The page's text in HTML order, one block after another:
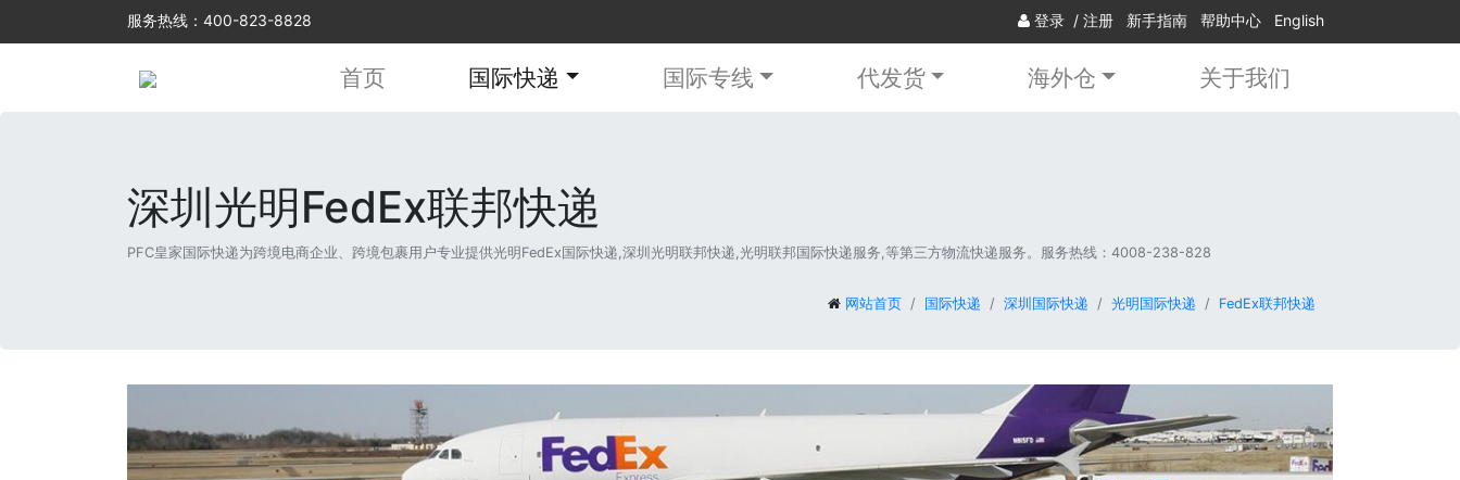
服务热线：400-823-8828 登录 / 注册 新手指南 帮助中心 English
首页 国际快递 国际专线 代发货 海外仓 关于我们
深圳光明FedEx联邦快递
PFC皇家国际快递为跨境电商企业、跨境包裹用户专业提供光明FedEx国际快递,深圳光明联邦快递,光明联邦国际快递服务,等第三方物流快递服务。服务热线：4008-238-828
网站首页 国际快递 深圳国际快递 光明国际快递 FedEx联邦快递